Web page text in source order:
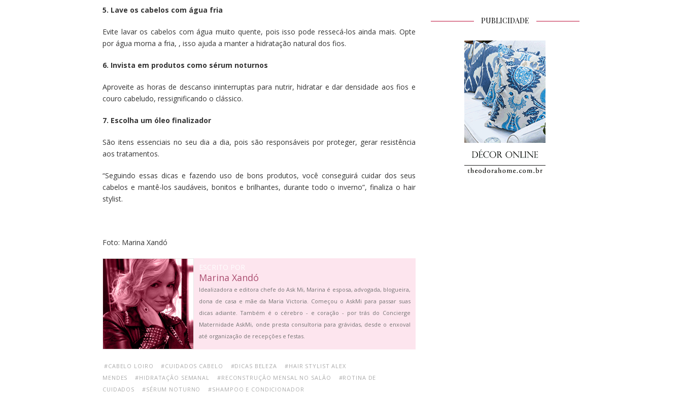
5. Lave os cabelos com água fria
Evite lavar os cabelos com água muito quente, pois isso pode ressecá-los ainda mais. Opte
por água morna a fria, , isso ajuda a manter a hidratação natural dos fios.
6. Invista em produtos como sérum noturnos
Aproveite as horas de descanso ininterruptas para nutrir, hidratar e dar densidade aos fios e
couro cabeludo, ressignificando o clássico.
7. Escolha um óleo finalizador
São itens essenciais no seu dia a dia, pois são responsáveis por proteger, gerar resistência
aos tratamentos.
“Seguindo essas dicas e fazendo uso de bons produtos, você conseguirá cuidar dos seus
cabelos e mantê-los saudáveis, bonitos e brilhantes, durante todo o inverno”, finaliza o hair
stylist.
Foto: Marina Xandó
ESCRITO POR
Marina Xandó
Idealizadora e editora chefe do Ask Mi, Marina é esposa, advogada, blogueira,
dona de casa e mãe da Maria Victoria. Começou o AskMi para passar suas
dicas adiante. Também é o cérebro - e coração - por trás do Concierge
Maternidade AskMi, onde presta consultoria para grávidas, desde o enxoval
até organização de recepções e festas.
#CABELO LOIRO #CUIDADOS CABELO #DICAS BELEZA
#HAIR STYLIST ALEX
MENDES
#HIDRATAÇÃO SEMANAL #RECONSTRUÇÃO MENSAL NO SALÃO
#ROTINA DE
CUIDADOS
#SÉRUM NOTURNO #SHAMPOO E CONDICIONADOR
PUBLICIDADE